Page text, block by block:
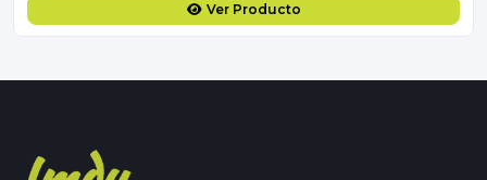
Ver Producto